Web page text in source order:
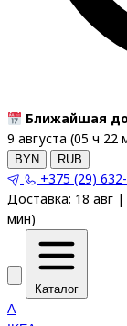
Ближайшая
9 августа (05 ч 22
BYN RUB
+375 (29)
Доставка: 18 авг |
мин)
Каталог
A